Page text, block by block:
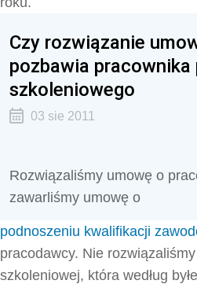
Czy rozwiązanie
pozbawia
szkoleniowego
03 sie 2011
Rozwiązaliśmy umowę o
zawarliśmy umowę o
podnoszeniu kwalifikacji
pracodawcy. Nie
szkoleniowej, która według